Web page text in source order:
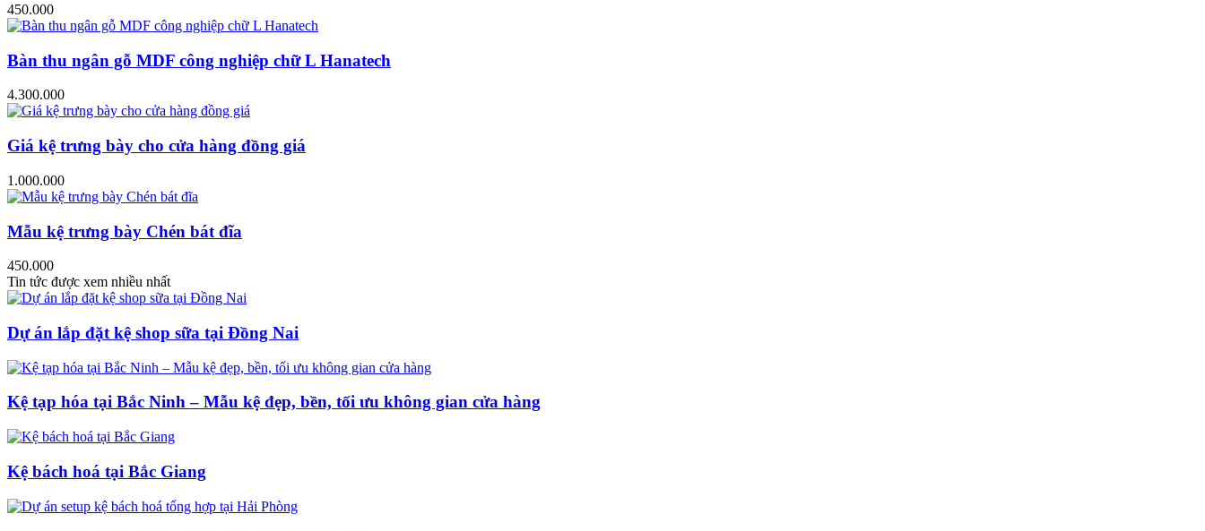
450.000
Bàn thu ngân gỗ MDF công nghiệp chữ L Hanatech
4.300.000
Giá kệ trưng bày cho cửa hàng đồng giá
1.000.000
Mẫu kệ trưng bày Chén bát đĩa
450.000
Tin tức được xem nhiều nhất
Dự án lắp đặt kệ shop sữa tại Đồng Nai
Kệ tạp hóa tại Bắc Ninh – Mẫu kệ đẹp, bền, tối ưu không gian cửa hàng
Kệ bách hoá tại Bắc Giang